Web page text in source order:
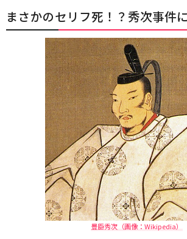
まさかのセリフ死！？秀次事件
豊臣秀次（画像：Wikipedia）